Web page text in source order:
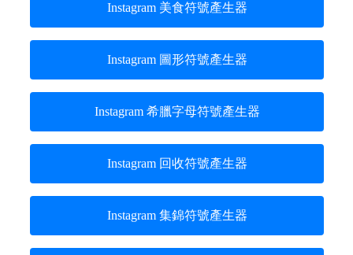
Instagram 美食符號產生器
Instagram 圖形符號產生器
Instagram 希臘字母符號產生器
Instagram 回收符號產生器
Instagram 集錦符號產生器